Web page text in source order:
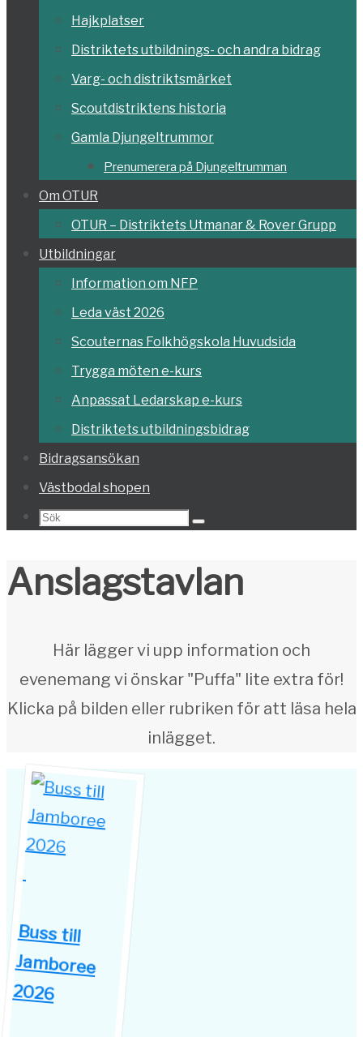
Hajkplatser
Distriktets utbildnings- och andra bidrag
Varg- och distriktsmärket
Scoutdistriktens historia
Gamla Djungeltrummor
Prenumerera på Djungeltrumman
Om OTUR
OTUR – Distriktets Utmanar & Rover Grupp
Utbildningar
Information om NFP
Leda väst 2026
Scouternas Folkhögskola Huvudsida
Trygga möten e-kurs
Anpassat Ledarskap e-kurs
Distriktets utbildningsbidrag
Bidragsansökan
Västbodal shopen
Search
Sök
Anslagstavlan
Här lägger vi upp information och
evenemang vi önskar "Puffa" lite extra för!
Klicka på bilden eller rubriken för att läsa hela
inlägget.
Buss till
Jamboree
2026